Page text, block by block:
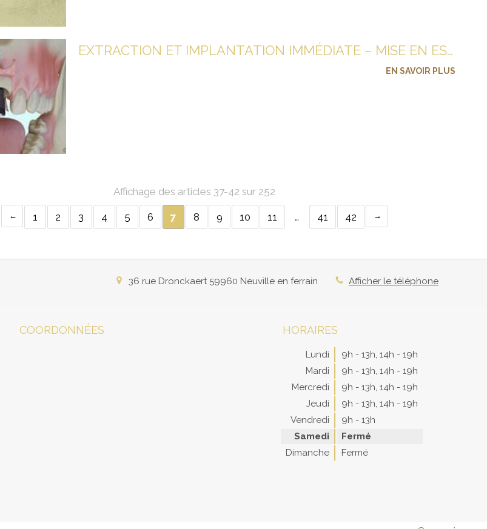
EXTRACTION ET IMPLANTATION IMMÉDIATE – MISE EN ESTHÉTIQUE DIRECTE
EN SAVOIR PLUS
Affichage des articles 37-42 sur 252
1 2 3 4 5 6 7 8 9 10 11 … 41 42
36 rue Dronckaert 59960 Neuville en ferrain Afficher le téléphone
COORDONNÉES HORAIRES
Lundi 9h - 13h, 14h - 19h
Mardi
9h - 13h, 14h - 19h
Mercredi
9h - 13h, 14h - 19h
Jeudi
9h - 13h, 14h - 19h
Vendredi
9h - 13h
Samedi
Fermé
Dimanche
Fermé